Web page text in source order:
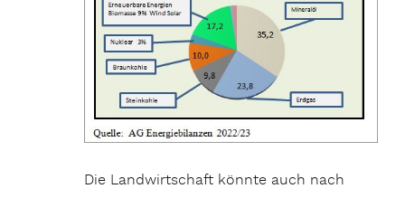
Die Landwirtschaft könnte auch nach